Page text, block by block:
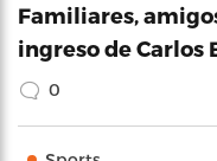
Familiares,
ingreso de Carlos
0